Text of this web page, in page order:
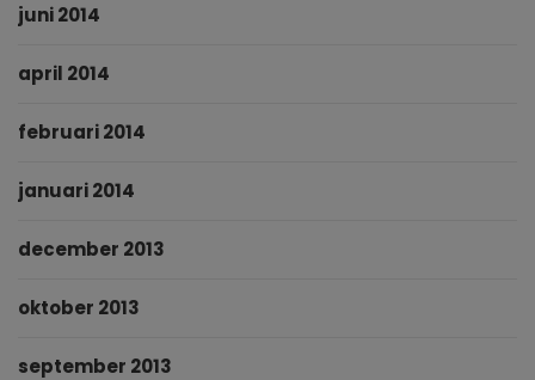
juni 2014
april 2014
februari 2014
januari 2014
december 2013
oktober 2013
september 2013